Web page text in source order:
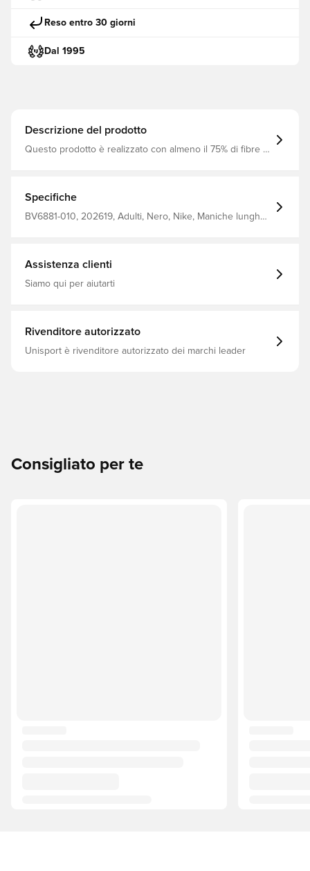
Reso entro 30 giorni
Dal 1995
Descrizione del prodotto
Questo prodotto è realizzato con almeno il 75% di fibre di
Realizzato al 100% in poliestere riciclato.
Specifiche
BV6881-010, 202619, Adulti, Nero, Nike, Maniche lunghe,
Assistenza clienti
Siamo qui per aiutarti
Rivenditore autorizzato
Unisport è rivenditore autorizzato dei marchi leader
Consigliato per te